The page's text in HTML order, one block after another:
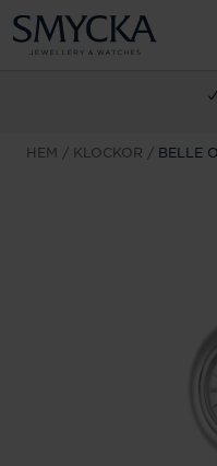
HEM KLOCKOR BELLE